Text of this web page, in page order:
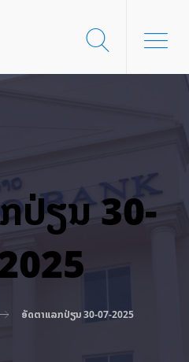
ປ່ຽນ 30-
ອັດ​ຕາ​ແລກ​ປ່ຽນ 30-07-2025